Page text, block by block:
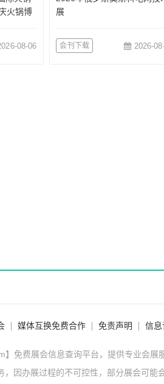
火锅博
08-06
展
会刊下载 2026-
媒体互换免费合作 免责声明 信息
免费展会信息查询平台，提供专业会展
因办展过程的不可控性，部分展会可能